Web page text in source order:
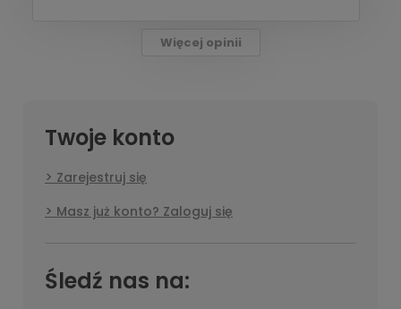
Więcej opinii
Twoje konto
Zarejestruj się
Masz już konto? Zaloguj się
Śledź nas na: